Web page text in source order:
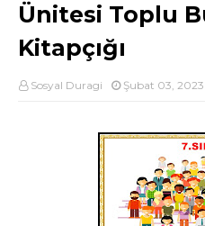
Ünitesi Toplu
Kitapçığı
Sosyal Duragi Şubat 03, 2023